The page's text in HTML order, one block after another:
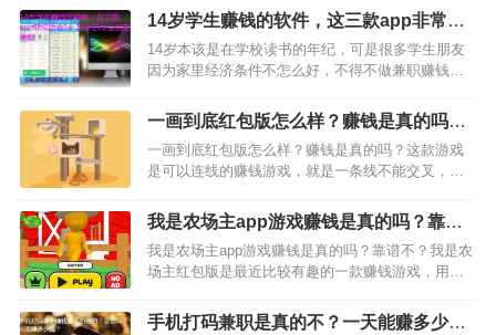
14岁学生赚钱的软件，这三款app非常适
合14-15岁的学生朋友赚钱
14岁本该是在学校读书的年纪，可是很多学生朋友
因为家里经济条件不怎么好，不得不做兼职赚钱。
是有的，而且还很多，下面，小编整理了三款学生
赚钱软件，感兴趣的朋友，赶紧看下吧。…
一画到底红包版怎么样？赚钱是真的吗？
一天能赚多少钱？
一画到底红包版怎么样？赚钱是真的吗？这款游戏
是可以连线的赚钱游戏，就是一条线不能交叉，然
的话，可以通过下面具体了解下。首先，这款游戏
是可以赚钱的，在上面玩游戏每过一关就可以获得
红包，然后看广告领取…
我是农场主app游戏赚钱是真的吗？靠谱
不？我来揭秘下
我是农场主app游戏赚钱是真的吗？靠谱不？我是农
场主红包版是最近比较有趣的一款赚钱游戏，用户
家有种身临其境的感觉，再加上游戏还有红包可以
手机打码兼职是真的不？一天能赚多少